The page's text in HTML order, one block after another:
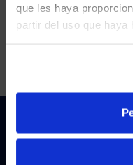
que les haya
partir del uso que haya
Satisfaga las
desbloquee un
YES,